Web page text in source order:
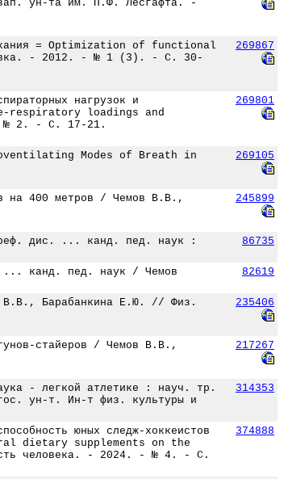
ун-та им. П.Ф. Лесгафта. -
дыхания = Optimization of functional
- 2012. - № 1 (3). - С. 30-
269867
нагрузок и
respiratory loadings and
№ 2. - С. 17-21.
269801
Modes of Breath in
269105
на 400 метров / Чемов В.В.,
245899
дис. ... канд. пед. наук :
86735
... канд. пед. наук / Чемов
82619
В.В., Барабанкина Е.Ю. // Физ.
235406
стайеров / Чемов В.В.,
217267
- легкой атлетике : науч. тр.
ун-т. Ин-т физ. культуры и
314353
юных следж-хоккеистов
dietary supplements on the
человека. - 2024. - № 4. - С.
374888